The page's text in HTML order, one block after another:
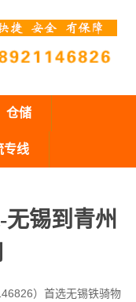
仓储
专线
锡到青州
）首选无锡铁骑物